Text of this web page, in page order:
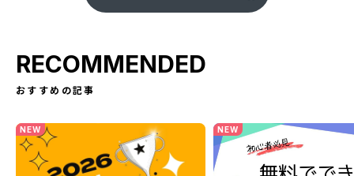
RECOMMENDED
おすすめの記事
NEW NEW